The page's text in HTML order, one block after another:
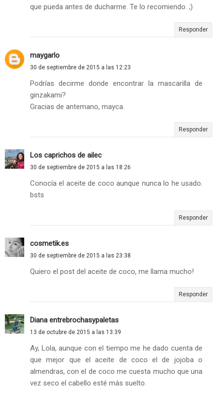
que pueda antes de ducharme. Te lo recomiendo. ;)
Responder
maygarlo
30 de septiembre de 2015 a las 12:23
Podrías decirme donde encontrar la mascarilla de
ginzakami?
Gracias de antemano, mayca.
Responder
Los caprichos de ailec
30 de septiembre de 2015 a las 18:26
Conocía el aceite de coco aunque nunca lo he usado.
bsts
Responder
cosmetik.es
30 de septiembre de 2015 a las 23:38
Quiero el post del aceite de coco, me llama mucho!
Responder
Diana entrebrochasypaletas
13 de octubre de 2015 a las 13:39
Ay, Lola, aunque con el tiempo me he dado cuenta de
que mejor que el aceite de coco el de jojoba o
almendras, con el de coco me cuesta mucho que una
vez seco el cabello esté más suelto.